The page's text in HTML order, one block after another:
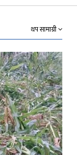
थप सामाग्री